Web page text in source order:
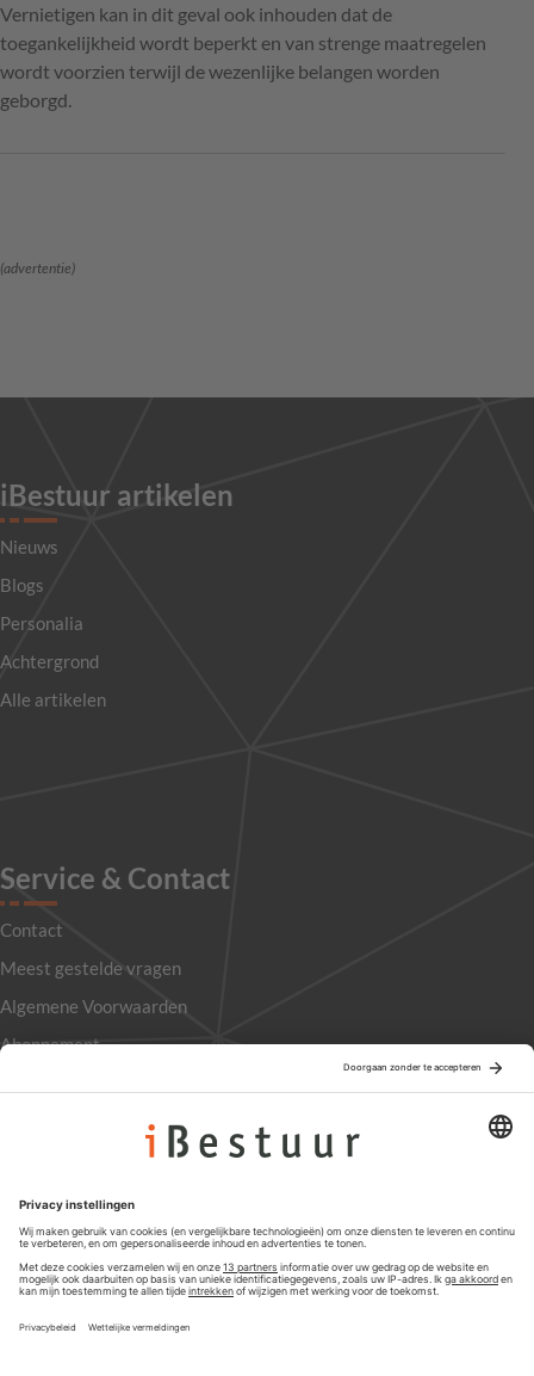
Vernietigen kan in dit geval ook inhouden dat de
toegankelijkheid wordt beperkt en van strenge maatregelen
wordt voorzien terwijl de wezenlijke belangen worden
geborgd.
(advertentie)
iBestuur artikelen
Nieuws
Blogs
Personalia
Achtergrond
Alle artikelen
Service & Contact
Contact
Meest gestelde vragen
Algemene Voorwaarden
Abonnement
Privacyinstellingen